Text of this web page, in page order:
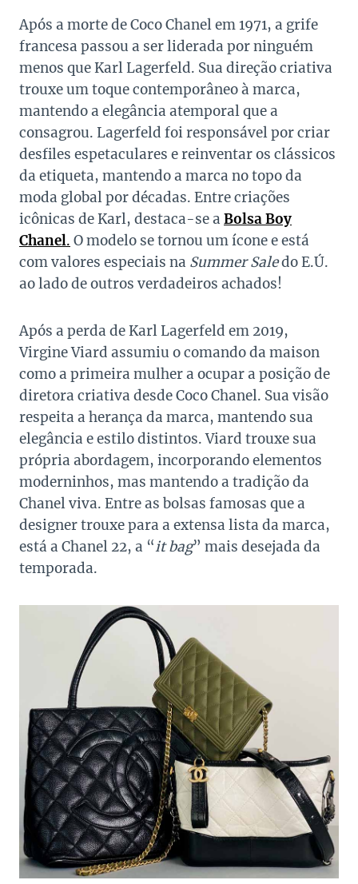
Após a morte de Coco Chanel em 1971, a grife
francesa passou a ser liderada por ninguém
menos que Karl Lagerfeld. Sua direção criativa
trouxe um toque contemporâneo à marca,
mantendo a elegância atemporal que a
consagrou. Lagerfeld foi responsável por criar
desfiles espetaculares e reinventar os clássicos
da etiqueta, mantendo a marca no topo da
moda global por décadas. Entre criações
icônicas de Karl, destaca-se a Bolsa Boy
Chanel. O modelo se tornou um ícone e está
com valores especiais na Summer Saledo E.Ú.
ao lado de outros verdadeiros achados!
Após a perda de Karl Lagerfeld em 2019,
Virgine Viard assumiu o comando da maison
como a primeira mulher a ocupar a posição de
diretora criativa desde Coco Chanel. Sua visão
respeita a herança da marca, mantendo sua
elegância e estilo distintos. Viard trouxe sua
própria abordagem, incorporando elementos
moderninhos, mas mantendo a tradição da
Chanel viva. Entre as bolsas famosas que a
designer trouxe para a extensa lista da marca,
está a Chanel 22, a “it bag” mais desejada da
temporada.